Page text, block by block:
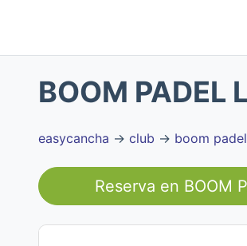
BOOM PADEL
easycancha → club → boom
Reserva en BOOM